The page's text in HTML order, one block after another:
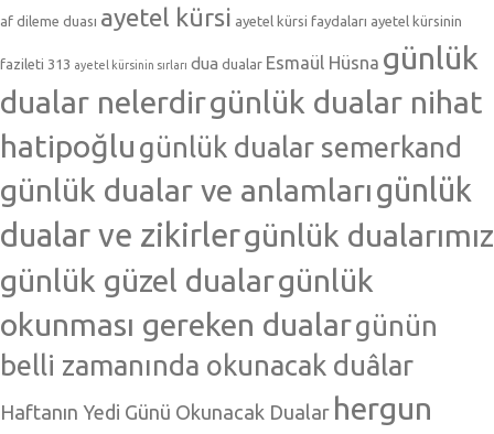
af dileme duası ayetel kürsi ayetel kürsi faydaları ayetel kürsinin
fazileti 313 ayetel kürsinin sırları dua dualar Esmaül Hüsna günlük
dualar nelerdirgünlük dualar nihat
hatipoğlu günlük dualar semerkand
günlük dualar ve anlamlarıgünlük
dualar ve zikirlergünlük dualarımız
günlük güzel dualargünlük
okunması gereken dualargünün
belli zamanında okunacak duâlar
Haftanın Yedi Günü Okunacak Dualar hergun